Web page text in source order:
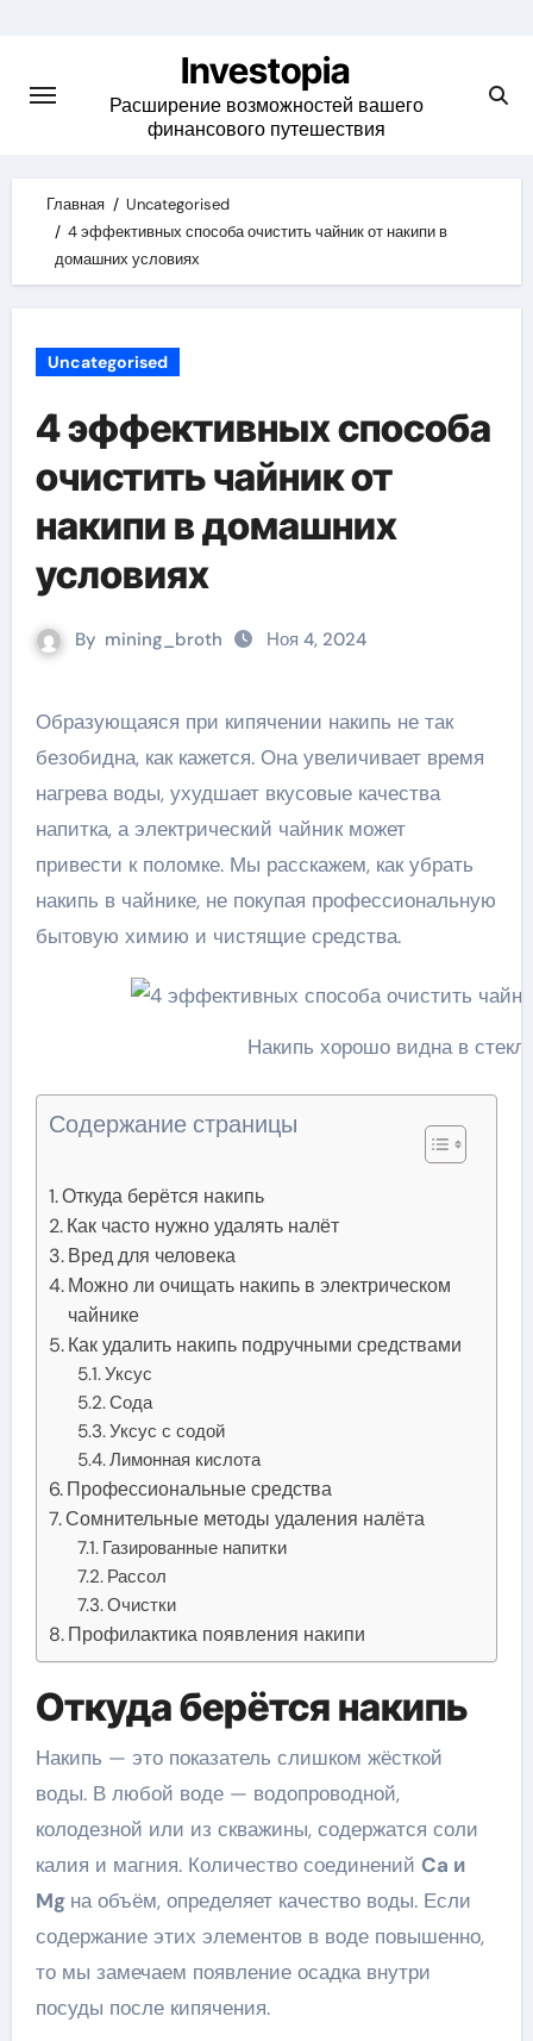
content
Investopia
Расширение возможностей вашего
финансового путешествия
Главная
Uncategorised
4 эффективных способа очистить чайник от накипи в
домашних условиях
Uncategorised
4 эффективных способа
очистить чайник от
накипи в домашних
условиях
By mining_broth Ноя 4, 2024
Образующаяся при кипячении накипь не так
безобидна, как кажется. Она увеличивает время
нагрева воды, ухудшает вкусовые качества
напитка, а электрический чайник может
привести к поломке. Мы расскажем, как убрать
накипь в чайнике, не покупая профессиональную
бытовую химию и чистящие средства.
Накипь хорошо видна в
Содержание страницы
Откуда берётся накипь
Как часто нужно удалять налёт
Вред для человека
Можно ли очищать накипь в электрическом
чайнике
Как удалить накипь подручными средствами
Уксус
Сода
Уксус с содой
Лимонная кислота
Профессиональные средства
Сомнительные методы удаления налёта
Газированные напитки
Рассол
Очистки
Профилактика появления накипи
Откуда берётся накипь
Накипь — это показатель слишком жёсткой
воды. В любой воде — водопроводной,
колодезной или из скважины, содержатся соли
калия и магния. Количество соединений Ca и
Mg на объём, определяет качество воды. Если
содержание этих элементов в воде повышенно,
то мы замечаем появление осадка внутри
посуды после кипячения.